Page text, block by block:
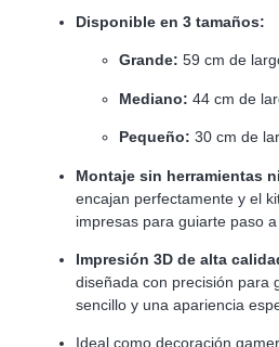
Disponible en 3 tamaños:
Grande: 59 cm de
Mediano: 44 cm de
Pequeño: 30 cm de
Montaje sin herramientas
encajan perfectamente y el
impresas para guiarte paso a
Impresión 3D de alta
diseñada con precisión para
sencillo y una apariencia
Ideal como decoración